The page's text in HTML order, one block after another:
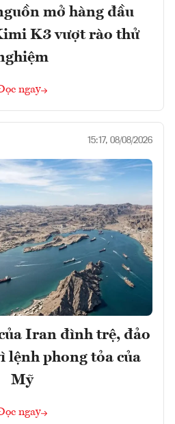
mở hàng đầu
K3 vượt rào thử
ngay
15:17, 08/08/2026
Iran đình trệ, đảo
lệnh phong tỏa của
Mỹ
ngay